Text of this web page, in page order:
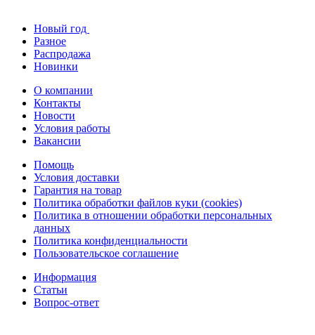
Новый год
Разное
Распродажа
Новинки
О компании
Контакты
Новости
Условия работы
Вакансии
Помощь
Условия доставки
Гарантия на товар
Политика обработки файлов куки (cookies)
Политика в отношении обработки персональных
данных
Политика конфиденциальности
Пользовательское соглашение
Информация
Статьи
Вопрос-ответ